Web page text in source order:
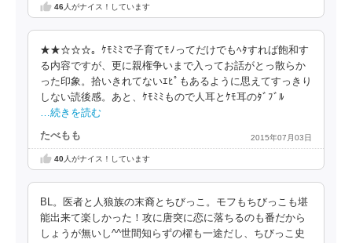
46人がナイス！しています
★★☆☆☆。ｹﾓﾐﾐで子育てﾓﾉってだけでもﾍﾀすれば飽和す
る内容ですが、更に親権争いまで入ってお話がとっ散らか
った印象。拾いきれてないｴﾋﾟもあるように思えてすっきり
しない読後感。あと、ｹﾓﾐﾐもので人耳とｹﾓ耳のﾀﾞﾌﾞﾙ
…続きを読む
たべもも 2015年07月03日
40人がナイス！しています
BL。医者と人狼族の末裔とちびっこ。モフもちびっこも堪
能出来て楽しかった！攻に唐突に恋に落ちるのも番だから
しょうが無いし^^世間知らずの櫂も一途だし、ちびっこ史